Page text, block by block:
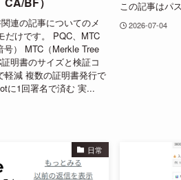
連の記事についてのメ
だけです。 PQC、MTC
） MTC（Merkle Tree
明書のサイズと検証コ
軽減 複数の証明書発行で
に1回署名で済む 実...
この記事はパ
2026-07-04
日常